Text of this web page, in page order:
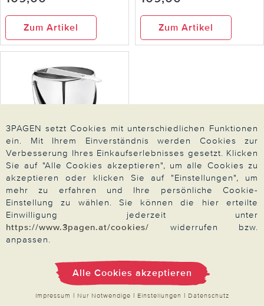
Zum Artikel Zum Artikel
SPRING
Feuerzangenbowle Set
SPRING
129,00
3PAGEN setzt Cookies mit unterschiedlichen Funktionen
ein. Mit Ihrem Einverständnis werden Cookies zur
Verbesserung Ihres Einkaufserlebnisses gesetzt. Klicken
Sie auf "Alle Cookies akzeptieren", um alle Cookies zu
akzeptieren oder klicken Sie auf "Einstellungen", um
mehr zu erfahren und Ihre persönliche Cookie-
Einstellung zu wählen. Sie können die hier erteilte
Einwilligung jederzeit unter
https://www.3pagen.at/cookies/ widerrufen bzw.
anpassen.
Alle Cookies akzeptieren
Impressum | Nur Notwendige | Einstellungen | Datenschutz